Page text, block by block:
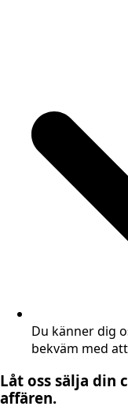
Du känner dig
bekväm med
Låt oss sälja din
affären.